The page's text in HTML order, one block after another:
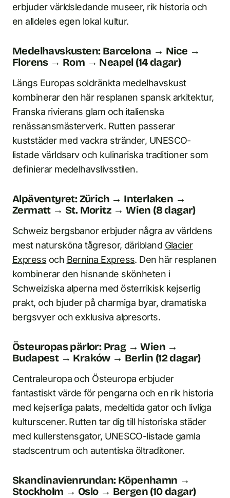
erbjuder världsledande museer, rik historia och
en alldeles egen lokal kultur.
Medelhavskusten: Barcelona → Nice →
Florens → Rom → Neapel (14 dagar)
Längs Europas soldränkta medelhavskust
kombinerar den här resplanen spansk arkitektur,
Franska rivierans glam och italienska
renässansmästerverk. Rutten passerar
kuststäder med vackra stränder, UNESCO-
listade världsarv och kulinariska traditioner som
definierar medelhavslivsstilen.
Alpäventyret: Zürich → Interlaken →
Zermatt → St. Moritz → Wien (8 dagar)
Schweiz bergsbanor erbjuder några av världens
mest natursköna tågresor, däribland Glacier
Express och Bernina Express. Den här resplanen
kombinerar den hisnande skönheten i
Schweiziska alperna med österrikisk kejserlig
prakt, och bjuder på charmiga byar, dramatiska
bergsvyer och exklusiva alpresorts.
Östeuropas pärlor: Prag → Wien →
Budapest → Kraków → Berlin (12 dagar)
Centraleuropa och Östeuropa erbjuder
fantastiskt värde för pengarna och en rik historia
med kejserliga palats, medeltida gator och livliga
kulturscener. Rutten tar dig till historiska städer
med kullerstensgator, UNESCO-listade gamla
stadscentrum och autentiska öltraditoner.
Skandinavienrundan: Köpenhamn →
Stockholm → Oslo → Bergen (10 dagar)